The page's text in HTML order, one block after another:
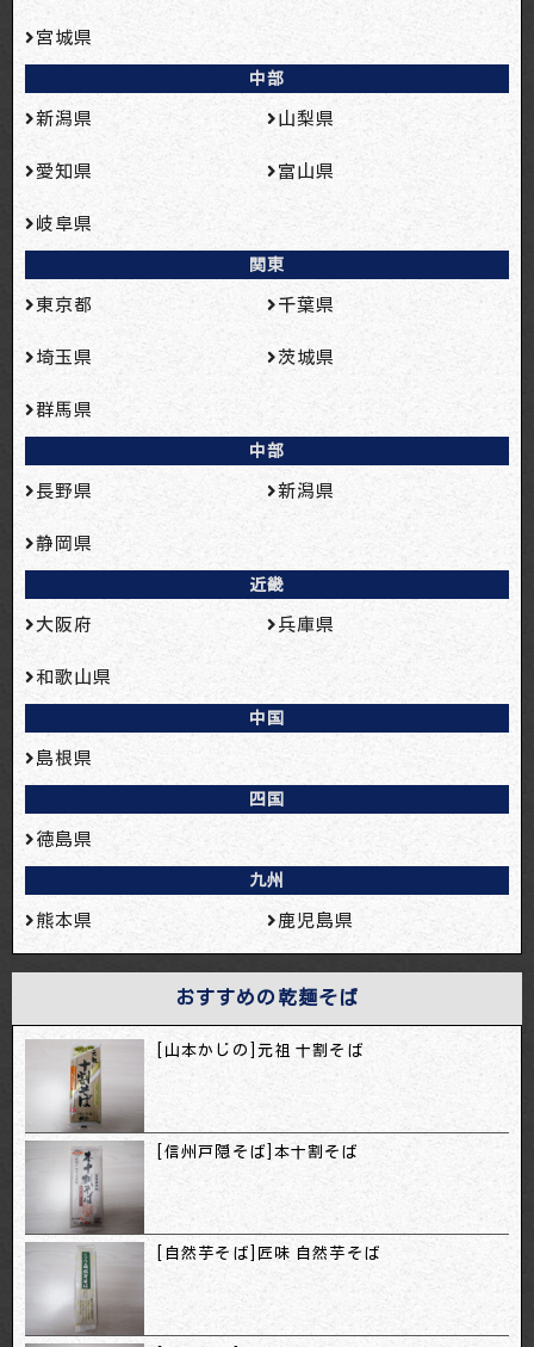
宮城県
中部
新潟県 山梨県
愛知県 富山県
岐阜県
関東
東京都 千葉県
埼玉県 茨城県
群馬県
中部
長野県 新潟県
静岡県
近畿
大阪府 兵庫県
和歌山県
中国
島根県
四国
徳島県
九州
熊本県 鹿児島県
おすすめの乾麺そば
[山本かじの]元祖 十割そば
[信州戸隠そば]本十割そば
[自然芋そば]匠味 自然芋そば